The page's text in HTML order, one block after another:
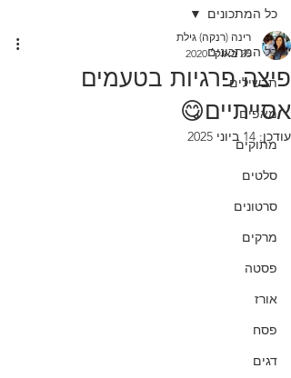
כל המתכונים
תבשילים
מאפים
מתוקים
סלטים
סרטונים
מרקים
פסטה
אורז
פסח
דגים
כל המתכונים
פיצה פרגיות בטעמים
אסייתיים😋
רינה (רנקה) גילת
26 באוק׳ 2020
עודכן: 14 ביוני 2025